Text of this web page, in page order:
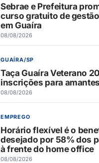
Sebrae e Prefeitura
curso gratuito de
em Guaíra
08/08/2026
GUAÍRA/SP
Taça Guaíra Veterano
inscrições para
08/08/2026
EMPREGO
Horário flexível é o
desejado por 58% dos
à frente do home office
08/08/2026